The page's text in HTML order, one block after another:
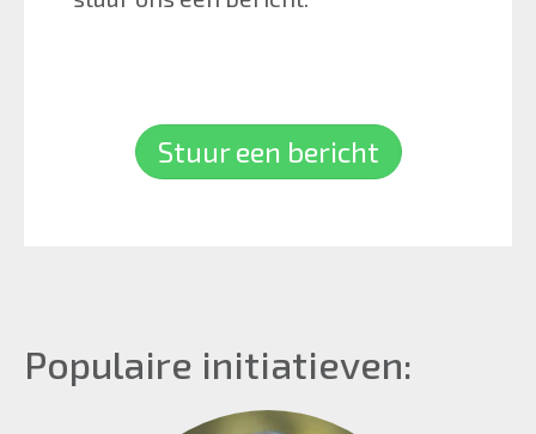
Stuur een bericht
Populaire initiatieven: